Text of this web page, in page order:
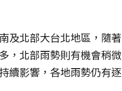
及北部大台北地區，隨著
，北部雨勢則有機會稍微
續影響，各地雨勢仍有逐